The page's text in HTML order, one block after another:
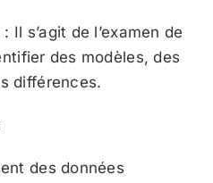
Il s’agit de l’examen de
des modèles, des
différences.
des données